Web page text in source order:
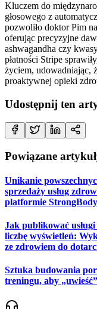
Kluczem do
głosowego z
pozwoliło doktor Pim
oferując precyzyjne
ashwagandha czy
płatności Stripe
życiem, udowadniając,
proaktywnej opieki
Udostępnij ten
Powiązane
Unikanie
sprzedaży usług
platformie
Jak publikować
liczbę wyświetleń:
ze zdrowiem do
Sztuka budowania
treningu, aby